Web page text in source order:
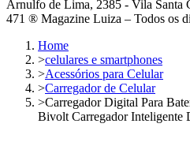
Arnulfo de Lima, 2385 - Vila Santa
471 ® Magazine Luiza – Todos os
Home
>celulares e smartphones
>Acessórios para Celular
>Carregador de Celular
>Carregador Digital Para
Bivolt Carregador Inteligente